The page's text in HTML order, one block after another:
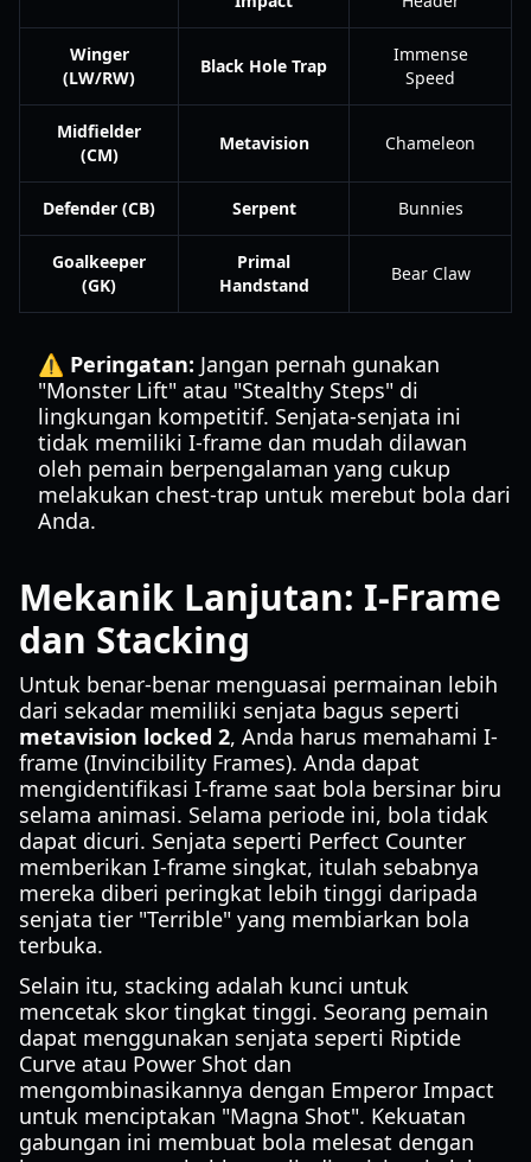
Winger
(LW/RW)
Black Hole Trap
Immense
Speed
Midfielder
(CM)
Metavision Chameleon
Defender (CB) Serpent Bunnies
Goalkeeper
(GK)
Primal
Handstand
Bear Claw
⚠️ Peringatan: Jangan pernah gunakan
"Monster Lift" atau "Stealthy Steps" di
lingkungan kompetitif. Senjata-senjata ini
tidak memiliki I-frame dan mudah dilawan
oleh pemain berpengalaman yang cukup
melakukan chest-trap untuk merebut bola dari
Anda.
Mekanik Lanjutan: I-Frame
dan Stacking
Untuk benar-benar menguasai permainan lebih
dari sekadar memiliki senjata bagus seperti
metavision locked 2, Anda harus memahami I-
frame (Invincibility Frames). Anda dapat
mengidentifikasi I-frame saat bola bersinar biru
selama animasi. Selama periode ini, bola tidak
dapat dicuri. Senjata seperti Perfect Counter
memberikan I-frame singkat, itulah sebabnya
mereka diberi peringkat lebih tinggi daripada
senjata tier "Terrible" yang membiarkan bola
terbuka.
Selain itu, stacking adalah kunci untuk
mencetak skor tingkat tinggi. Seorang pemain
dapat menggunakan senjata seperti Riptide
Curve atau Power Shot dan
mengombinasikannya dengan Emperor Impact
untuk menciptakan "Magna Shot". Kekuatan
gabungan ini membuat bola melesat dengan